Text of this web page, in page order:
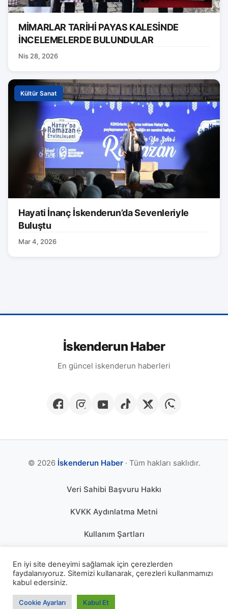
MİMARLAR TARİHİ PAYAS KALESİNDE
İNCELEMELERDE BULUNDULAR
Nis 28, 2026
Kültür Sanat
Hayati İnanç İskenderun’da Sevenleriyle
Buluştu
Mar 4, 2026
İskenderun Haber
En güncel iskenderun haberleri
© 2026 İskenderun Haber· Tüm hakları saklıdır.
Veri Sahibi Başvuru Hakkı
KVKK Aydınlatma Metni
Kullanım Şartları
Çerez Politikası
KÜNYE
En iyi site deneyimi sağlamak için çerezlerden
faydalanıyoruz. Sitemizi kullanarak, çerezleri kullanmamızı
kabul edersiniz.
Cookie Ayarları Kabul Et